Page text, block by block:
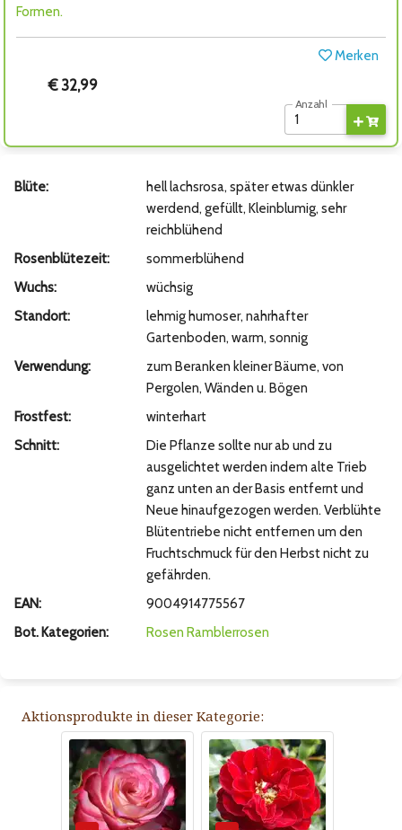
Formen.
Merken
€ 32,99
Anzahl
Blüte:
hell lachsrosa, später etwas dünkler
werdend, gefüllt, Kleinblumig, sehr
reichblühend
Rosenblütezeit:
sommerblühend
Wuchs:
wüchsig
Standort:
lehmig humoser, nahrhafter
Gartenboden, warm, sonnig
Verwendung:
zum Beranken kleiner Bäume, von
Pergolen, Wänden u. Bögen
Frostfest:
winterhart
Schnitt:
Die Pflanze sollte nur ab und zu
ausgelichtet werden indem alte Trieb
ganz unten an der Basis entfernt und
Neue hinaufgezogen werden. Verblühte
Blütentriebe nicht entfernen um den
Fruchtschmuck für den Herbst nicht zu
gefährden.
EAN:
9004914775567
Bot. Kategorien:
Rosen Ramblerrosen
Aktionsprodukte in dieser Kategorie: